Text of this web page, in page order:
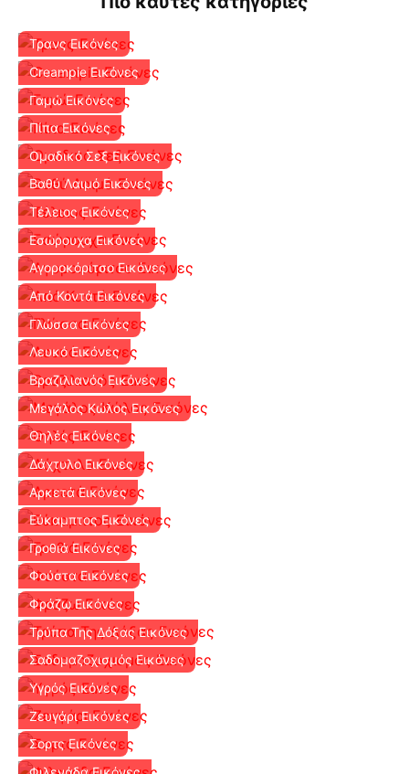
Τρανς Εικόνες
Creampie Εικόνες
Γαμώ Εικόνες
Πίπα Εικόνες
Ομαδικό Σεξ Εικόνες
Βαθύ Λαιμό Εικόνες
Τέλειος Εικόνες
Εσώρουχα Εικόνες
Αγοροκόριτσο Εικόνες
Από Κοντά Εικόνες
Γλώσσα Εικόνες
Λευκό Εικόνες
Βραζιλιανός Εικόνες
Μεγάλος Κώλος Εικόνες
Θηλές Εικόνες
Δάχτυλο Εικόνες
Αρκετά Εικόνες
Εύκαμπτος Εικόνες
Γροθιά Εικόνες
Φούστα Εικόνες
Φράζω Εικόνες
Τρύπα Της Δόξας Εικόνες
Σαδομαζοχισμός Εικόνες
Υγρός Εικόνες
Ζευγάρι Εικόνες
Σορτς Εικόνες